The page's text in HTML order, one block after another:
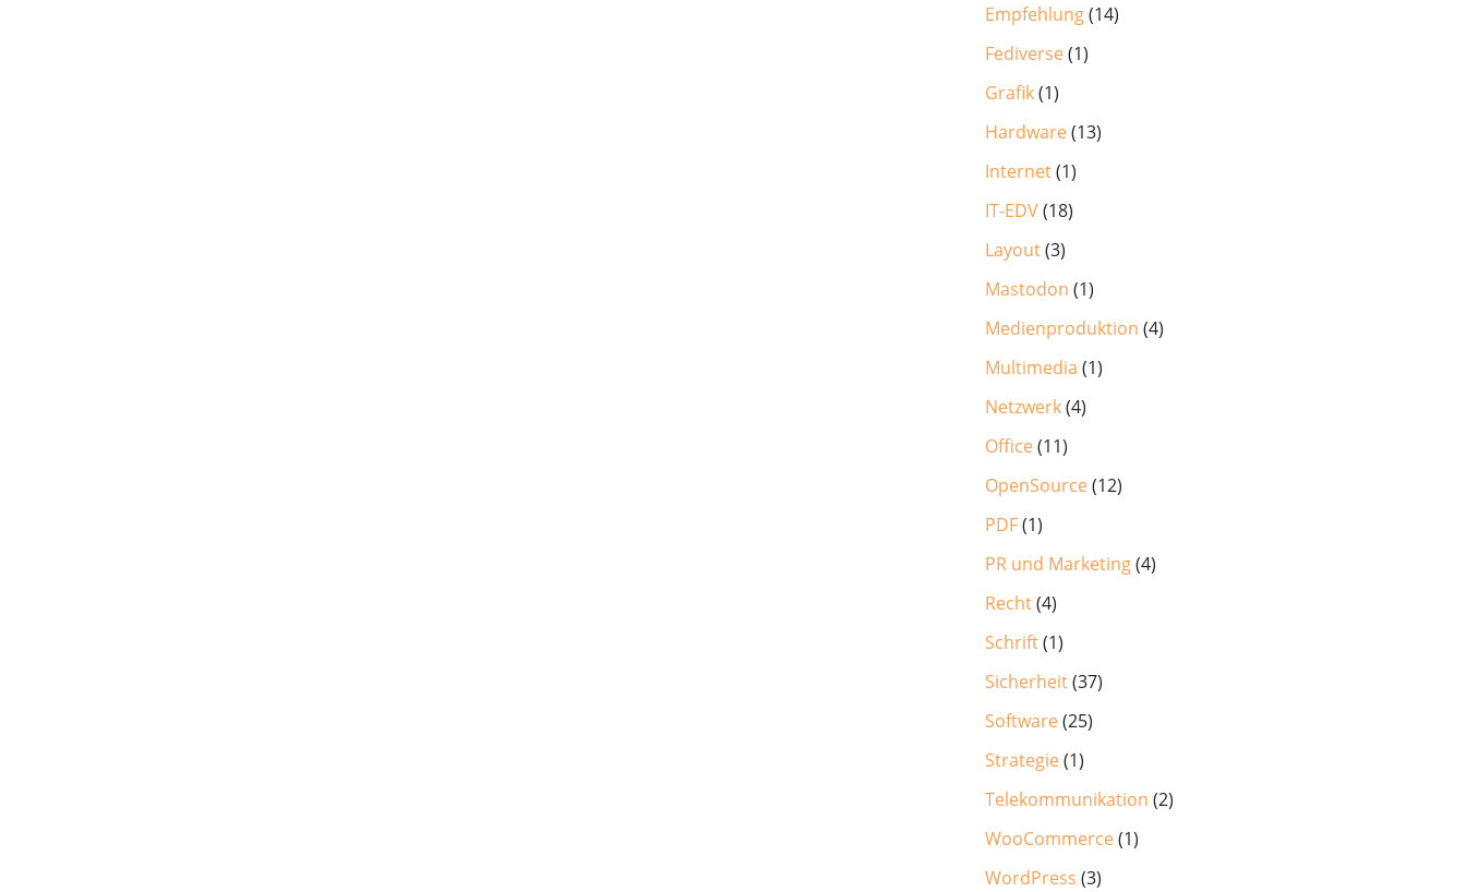
Empfehlung(14)
Fediverse(1)
Grafik(1)
Hardware(13)
Internet(1)
IT-EDV(18)
Layout(3)
Mastodon (1)
Medienproduktion (4)
Multimedia (1)
Netzwerk(4)
Office(11)
OpenSource(12)
PDF(1)
PR und Marketing(4)
Recht(4)
Schrift(1)
Sicherheit(37)
Software(25)
Strategie(1)
Telekommunikation (2)
WooCommerce(1)
WordPress (3)